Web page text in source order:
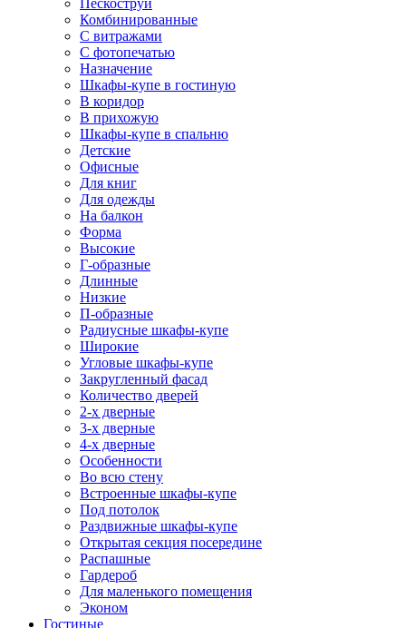
Пескоструй
Комбинированные
С витражами
С фотопечатью
Назначение
Шкафы-купе в гостиную
В коридор
В прихожую
Шкафы-купе в спальню
Детские
Офисные
Для книг
Для одежды
На балкон
Форма
Высокие
Г-образные
Длинные
Низкие
П-образные
Радиусные шкафы-купе
Широкие
Угловые шкафы-купе
Закругленный фасад
Количество дверей
2-х дверные
3-х дверные
4-х дверные
Особенности
Во всю стену
Встроенные шкафы-купе
Под потолок
Раздвижные шкафы-купе
Открытая секция посередине
Распашные
Гардероб
Для маленького помещения
Эконом
Гостиные